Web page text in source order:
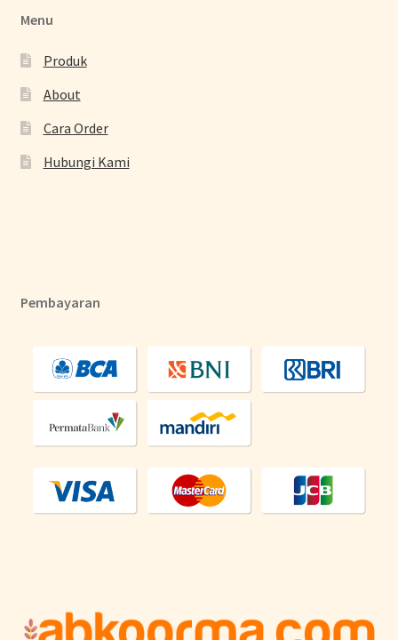
Menu
Produk
About
Cara Order
Hubungi Kami
Pembayaran